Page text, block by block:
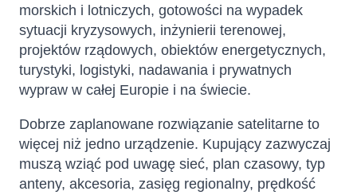
morskich i lotniczych, gotowości na wypadek
sytuacji kryzysowych, inżynierii terenowej,
projektów rządowych, obiektów energetycznych,
turystyki, logistyki, nadawania i prywatnych
wypraw w całej Europie i na świecie.
Dobrze zaplanowane rozwiązanie satelitarne to
więcej niż jedno urządzenie. Kupujący zazwyczaj
muszą wziąć pod uwagę sieć, plan czasowy, typ
anteny, akcesoria, zasięg regionalny, prędkość